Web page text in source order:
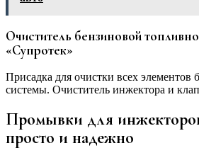
Очиститель бензиновой
«Супротек»
Присадка для очистки всех элементов
системы. Очиститель инжектора и
Промывки для
просто и надежно